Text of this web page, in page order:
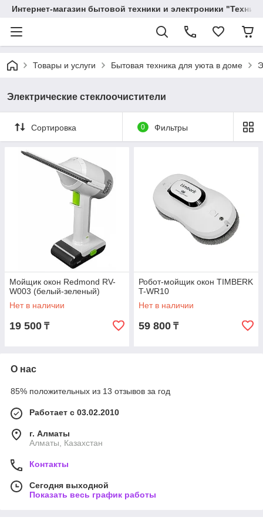
Интернет-магазин бытовой техники и электроники
Товары и услуги Бытовая техника для уюта в доме
Электрические стеклоочистители
Сортировка 0 Фильтры
Мойщик окон Redmond RV-
W003 (белый-зеленый)
Нет в наличии
19 500 ₸
Робот-мойщик окон TIMBERK
T-WR10
Нет в наличии
59 800 ₸
О нас
85% положительных из 13 отзывов за год
Работает с 03.02.2010
г. Алматы
Алматы, Казахстан
Контакты
Сегодня выходной
Показать весь график работы